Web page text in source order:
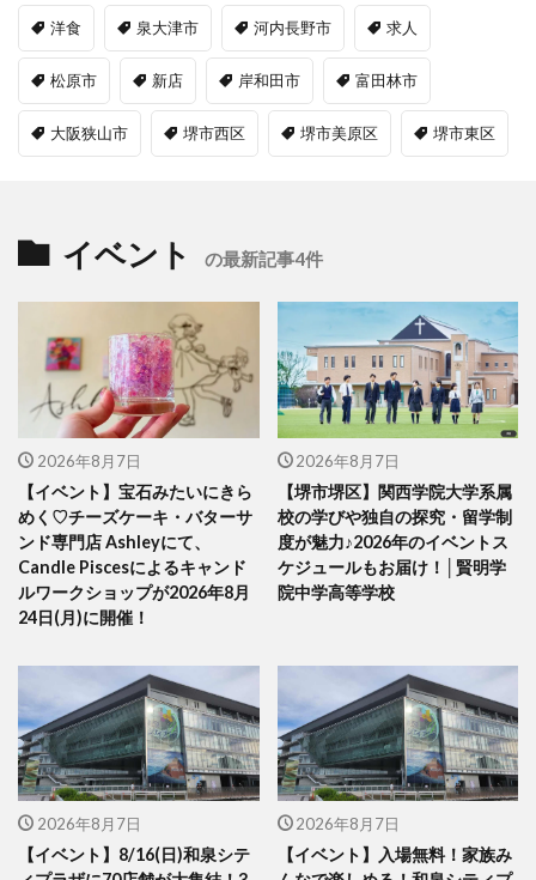
洋食 泉大津市 河内長野市 求人
松原市 新店 岸和田市 富田林市
大阪狭山市 堺市西区 堺市美原区 堺市東区
イベント の最新記事4件
2026年8月7日
【イベント】宝石みたいにきら
めく♡チーズケーキ・バターサ
ンド専門店 Ashleyにて、
Candle Piscesによるキャンド
ルワークショップが2026年8月
24日(月)に開催！
2026年8月7日
【堺市堺区】関西学院大学系属
校の学びや独自の探究・留学制
度が魅力♪2026年のイベントス
ケジュールもお届け！│賢明学
院中学高等学校
2026年8月7日
【イベント】8/16(日)和泉シテ
2026年8月7日
【イベント】入場無料！家族み